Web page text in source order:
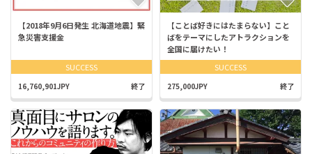
【2018年9月6日発生 北海道地震】緊
急災害支援金
SUCCESS
16,760,901JPY 終了
【ことば好きにはたまらない】こと
ばをテーマにしたアトラクションを
全国に届けたい！
SUCCESS
275,000JPY 終了